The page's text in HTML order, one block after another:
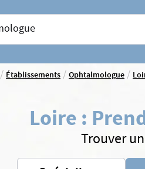
ou un service
/Établissements/Ophtalmologue/
Loire :
Trouver